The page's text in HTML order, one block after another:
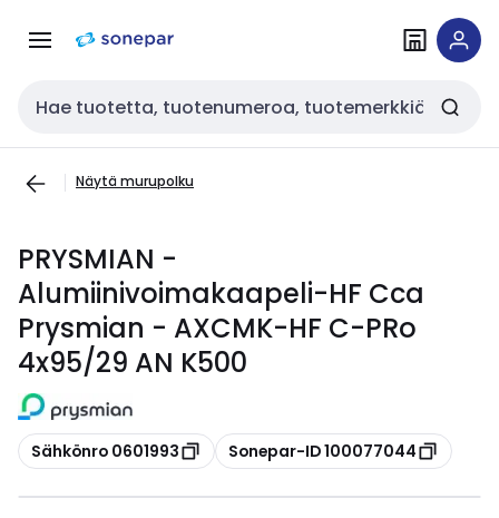
navigointiinsisältöön
Haku
Näytä murupolku
PRYSMIAN -
Alumiinivoimakaapeli-HF Cca
Prysmian - AXCMK-HF C-PRo
4x95/29 AN K500
Kopioi
Sähkönro 0601993 Kopioi
Sonepar-ID 100077044